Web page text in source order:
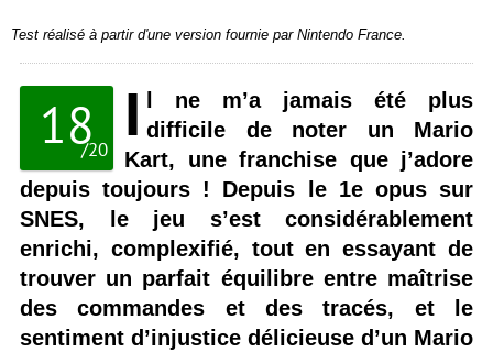
Test réalisé à partir d'une version fournie par Nintendo France.
18
/20
I
l ne m’a jamais été plus
difficile de noter un Mario
Kart, une franchise que j’adore
depuis toujours ! Depuis le 1e opus sur
SNES, le jeu s’est considérablement
enrichi, complexifié, tout en essayant de
trouver un parfait équilibre entre maîtrise
des commandes et des tracés, et le
sentiment d’injustice délicieuse d’un Mario